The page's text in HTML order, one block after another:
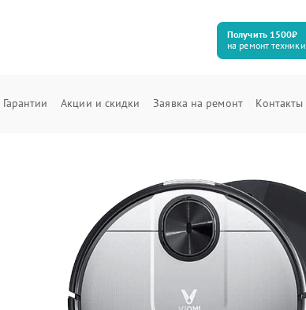
Получить 1500₽
на ремонт техники
Гарантии Акции и скидки Заявка на ремонт Контакты